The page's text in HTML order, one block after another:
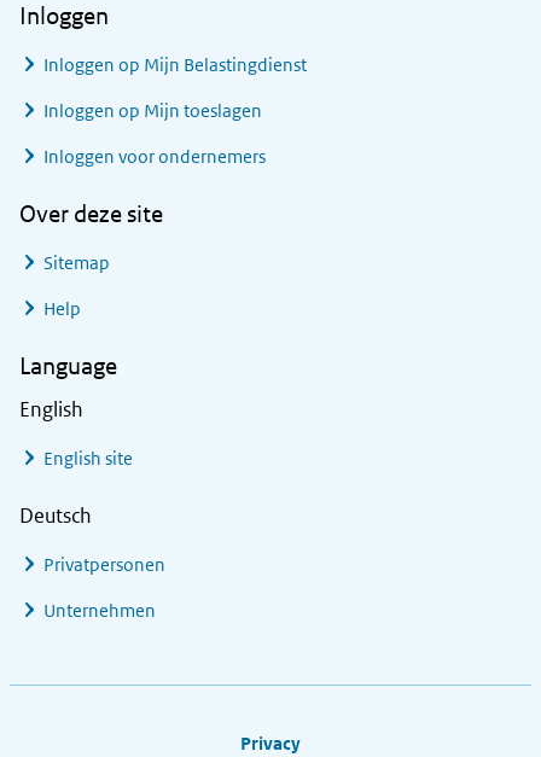
Inloggen
Inloggen op Mijn Belastingdienst
Inloggen op Mijn toeslagen
Inloggen voor ondernemers
Over deze site
Sitemap
Help
Language
English
English site
Deutsch
Privatpersonen
Unternehmen
Privacy